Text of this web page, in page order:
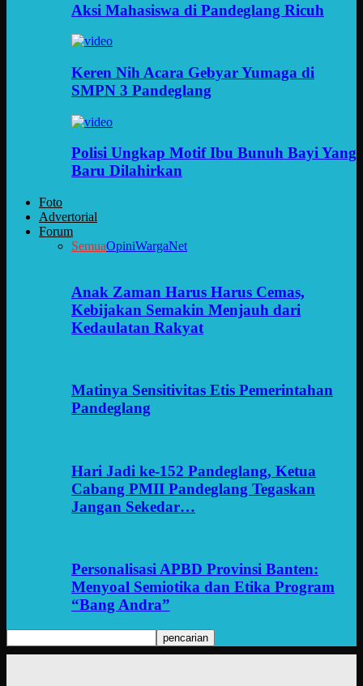
Aksi Mahasiswa di Pandeglang Ricuh
Keren Nih Acara Gebyar Yumaga di
SMPN 3 Pandeglang
Polisi Ungkap Motif Ibu Bunuh Bayi Yang
Baru Dilahirkan
Foto
Advertorial
Forum
SemuaOpiniWargaNet
Anak Zaman Harus Harus Cemas,
Kebijakan Semakin Menjauh dari
Kedaulatan Rakyat
Matinya Sensitivitas Etis Pemerintahan
Pandeglang
Hari Jadi ke-152 Pandeglang, Ketua
Cabang PMII Pandeglang Tegaskan
Jangan Sekedar…
Personalisasi APBD Provinsi Banten:
Menyoal Semiotika dan Etika Program
“Bang Andra”